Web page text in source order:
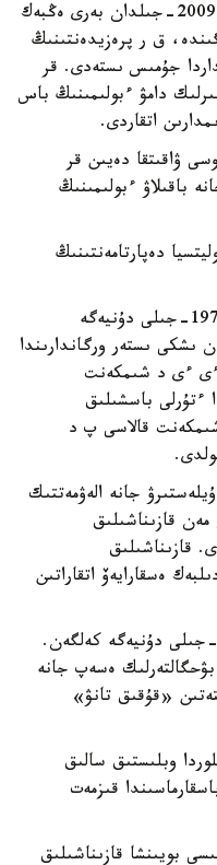
اسقار عازاليەۆ مەملەكەتتىك قىزمەتتە 2009-جىلدان بەرى ەڭبەك
ق ر پرەزيدەنتىنىڭ
جۇمىس ىستەدى. قر
دامۋ ءبولىمىنىڭ باس
اتقاردى.
ۋاقىتقا دەيىن قر
باقىلاۋ ءبولىمىنىڭ
دەپارتامەنتىنىڭ
سەرىك ءجۇرسىنباي ۇلى ەرگەشوۆ 1979-جىلى دۇنيەگە
جولىن 1996-جىلدان ىشكى ىستەر ورگاندارىندا
ءى ءى د شىمكەنت
ءتۇرلى باسشىلىق
2019-جىلدان شىمكەنت قالاسى پ د
جانە الەۋمەتتىك
مەن قازىناشىلىق
قازىناشىلىق
ەسقارايەۆ اتقاراتىن
ادىلبەك تايجان ۇلى ەسقارايەۆ 1972-جىلى دۇنيەگە كەلگەن.
ەسەپ جانە
«قۇقىق تانۋ»
وبلىستىق سالىق
قىزمەت
بويىنشا قازىناشىلىق